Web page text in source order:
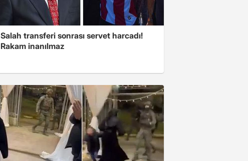
Salah transferi sonrası servet harcadı!
Rakam inanılmaz